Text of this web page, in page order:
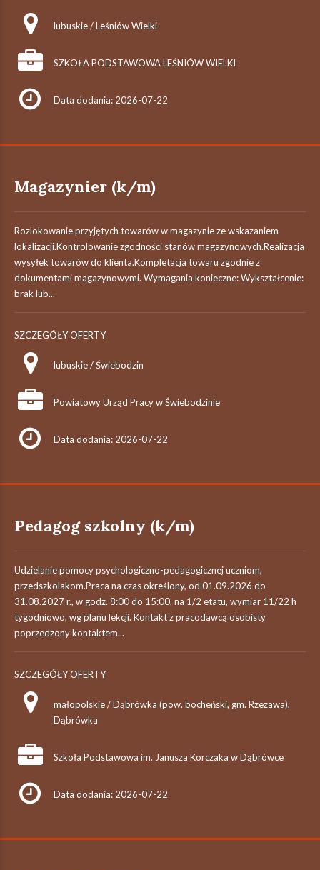
lubuskie / Leśniów Wielki
SZKOŁA PODSTAWOWA LEŚNIÓW WIELKI
Data dodania: 2026-07-22
Magazynier (k/m)
Rozlokowanie przyjętych towarów w magazynie ze wskazaniem
lokalizacji.Kontrolowanie zgodności stanów magazynowych.Realizacja
wysyłek towarów do klienta.Kompletacja towaru zgodnie z
dokumentami magazynowymi. Wymagania konieczne: Wykształcenie:
brak lub...
SZCZEGÓŁY OFERTY
lubuskie / Świebodzin
Powiatowy Urząd Pracy w Świebodzinie
Data dodania: 2026-07-22
Pedagog szkolny (k/m)
Udzielanie pomocy psychologiczno-pedagogicznej uczniom,
przedszkolakom.Praca na czas określony, od 01.09.2026 do
31.08.2027 r., w godz. 8:00 do 15:00, na 1/2 etatu, wymiar 11/22 h
tygodniowo, wg planu lekcji. Kontakt z pracodawcą osobisty
poprzedzony kontaktem...
SZCZEGÓŁY OFERTY
małopolskie / Dąbrówka (pow. bocheński, gm. Rzezawa),
Dąbrówka
Szkoła Podstawowa im. Janusza Korczaka w Dąbrówce
Data dodania: 2026-07-22